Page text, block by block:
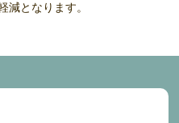
減となります。